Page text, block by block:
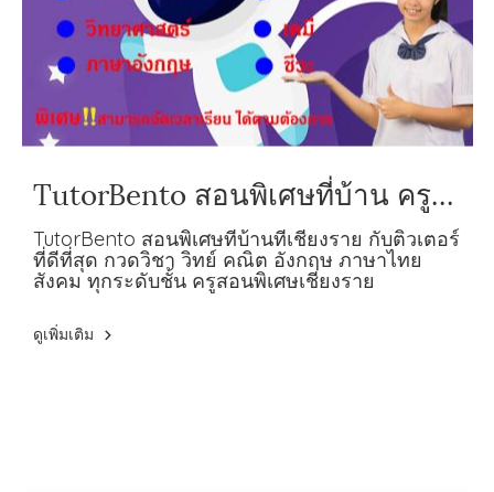
TutorBento สอนพิเศษที่บ้าน ครู
สอนพิเศษ ที่จังหวัดเชียงราย
TutorBento สอนพิเศษที่บ้านที่เชียงราย กับติวเตอร์
ที่ดีที่สุด กวดวิชา วิทย์ คณิต อังกฤษ ภาษาไทย
สังคม ทุกระดับชั้น ครูสอนพิเศษเชียงราย
ดูเพิ่มเติม